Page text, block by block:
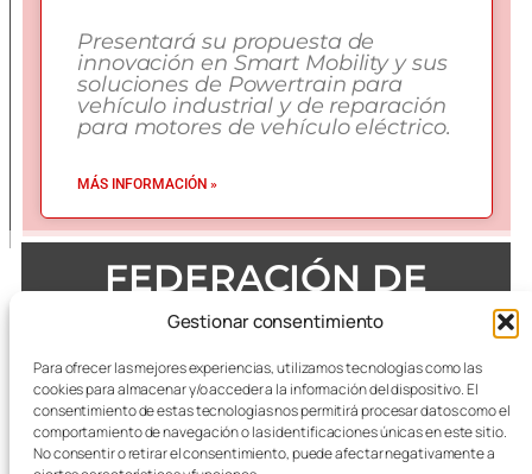
Gestionar consentimiento
Para ofrecer las mejores experiencias, utilizamos tecnologías como las
cookies para almacenar y/o acceder a la información del dispositivo. El
consentimiento de estas tecnologías nos permitirá procesar datos como el
comportamiento de navegación o las identificaciones únicas en este sitio.
No consentir o retirar el consentimiento, puede afectar negativamente a
Presentará su propuesta de
innovación en Smart Mobility y sus
soluciones de Powertrain para
vehículo industrial y de reparación
para motores de vehículo eléctrico.
MÁS INFORMACIÓN »
FEDERACIÓN DE
EMPRESAS DEL METAL
DE ZARAGOZA
Todas las referencias terminológicas de género que se